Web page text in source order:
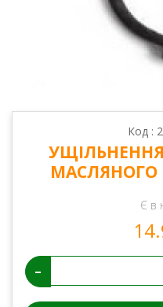
Код :
МАСЛЯНОГО
Є в
-